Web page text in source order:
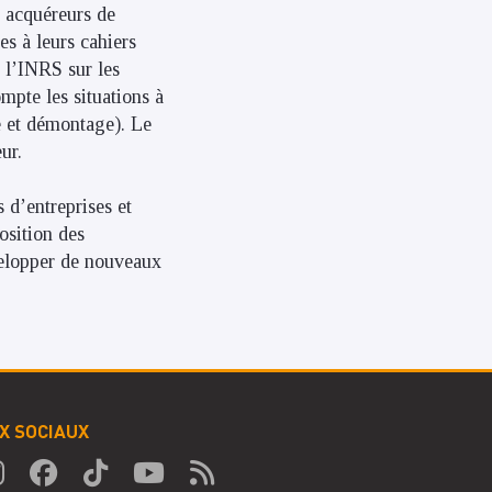
de
à leurs cahiers
l’INRS sur les
les situations à
et démontage). Le
et
des
de nouveaux
SOCIAUX